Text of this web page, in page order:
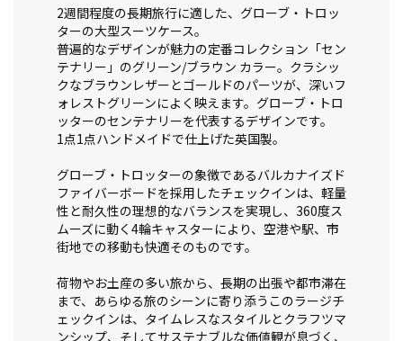
2週間程度の長期旅行に適した、グローブ・トロッ
ターの大型スーツケース。
普遍的なデザインが魅力の定番コレクション「セン
テナリー」のグリーン/ブラウン カラー。クラシッ
クなブラウンレザーとゴールドのパーツが、深いフ
ォレストグリーンによく映えます。グローブ・トロ
ッターのセンテナリーを代表するデザインです。
1点1点ハンドメイドで仕上げた英国製。
グローブ・トロッターの象徴であるバルカナイズド
ファイバーボードを採用したチェックインは、軽量
性と耐久性の理想的なバランスを実現し、360度ス
ムーズに動く4輪キャスターにより、空港や駅、市
街地での移動も快適そのものです。
荷物やお土産の多い旅から、長期の出張や都市滞在
まで、あらゆる旅のシーンに寄り添うこのラージチ
ェックインは、タイムレスなスタイルとクラフツマ
ンシップ、そしてサステナブルな価値観が息づく、